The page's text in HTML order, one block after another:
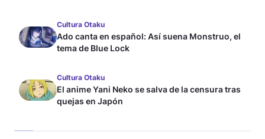
Cultura Otaku
Ado canta en español: Así suena Monstruo, el
tema de Blue Lock
Cultura Otaku
El anime Yani Neko se salva de la censura tras
quejas en Japón